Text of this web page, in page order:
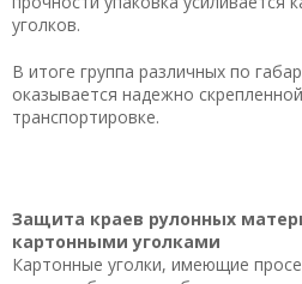
уголков.
В итоге группа различных по
оказывается надежно
транспортировке.
Защита краев рулонных
картонными уголками
Картонные уголки, имеющие